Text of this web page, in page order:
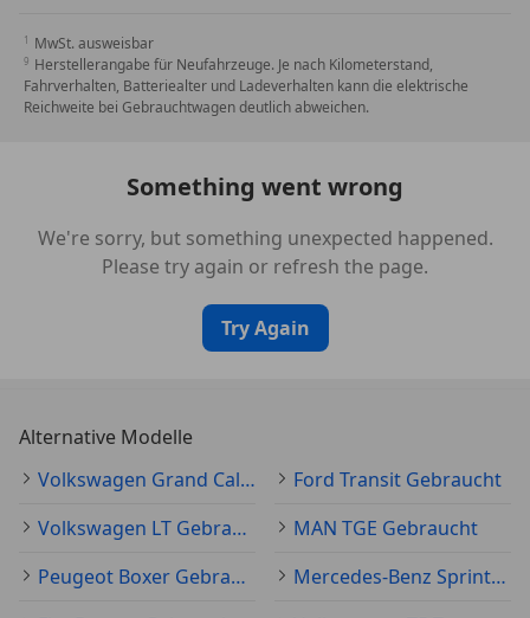
MwSt. ausweisbar
Herstellerangabe für Neufahrzeuge. Je nach Kilometerstand,
Fahrverhalten, Batteriealter und Ladeverhalten kann die elektrische
Reichweite bei Gebrauchtwagen deutlich abweichen.
Something went wrong
We're sorry, but something unexpected happened.
Please try again or refresh the page.
Try Again
Alternative Modelle
Volkswagen Grand California Gebraucht
Ford Transit Gebraucht
Volkswagen LT Gebraucht
MAN TGE Gebraucht
Peugeot Boxer Gebraucht
Mercedes-Benz Sprinter Gebraucht